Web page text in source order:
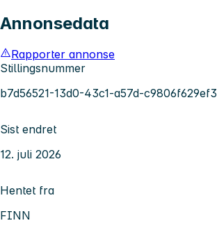
Annonsedata
Rapporter annonse
Stillingsnummer
b7d56521-13d0-43c1-a57d-c9806f629ef3
Sist endret
12. juli 2026
Hentet fra
FINN